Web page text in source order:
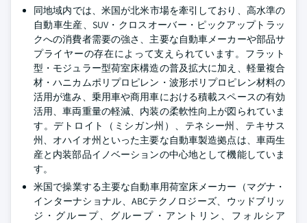
同地域内では、米国が北米市場を牽引しており、高水準の
自動車生産、SUV・クロスオーバー・ピックアップトラッ
クへの消費者需要の強さ、主要な自動車メーカーや部品サ
プライヤーの存在によって支えられています。フラット
型・モジュラー型荷室床構造の普及拡大に加え、軽量複合
材・ハニカムポリプロピレン・波形ポリプロピレン材料の
活用が進み、乗用車や商用車における積載スペースの有効
活用、車両重量の軽減、内装の柔軟性向上が図られていま
す。デトロイト（ミシガン州）、テネシー州、テキサス
州、オハイオ州といった主要な自動車製造拠点は、車両生
産と内装部品イノベーションの中心地として機能していま
す。
米国で操業する主要な自動車用荷室床メーカー（マグナ・
インターナショナル、ABCテクノロジーズ、ウッドブリッ
ジ・グループ、グループ・アントリン、フォルシア